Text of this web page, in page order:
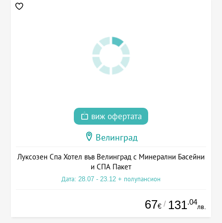
виж офертата
Велинград
Луксозен Спа Хотел във Велинград с Минерални Басейни
и СПА Пакет
Дата: 28.07 - 23.12 + полупансион
67€ / 131.04
лв.